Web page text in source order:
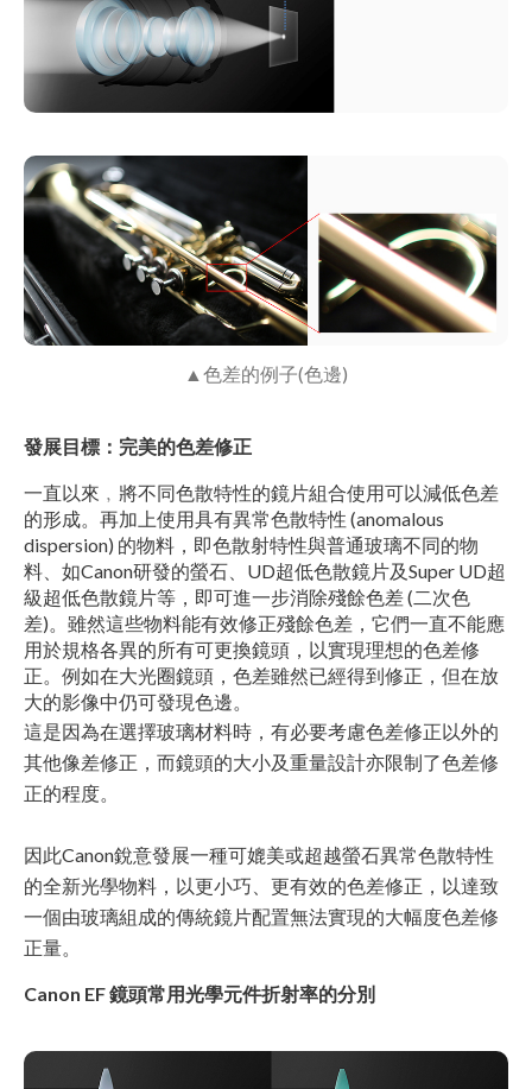
▲色差的例子(色邊)
發展目標：完美的色差修正
一直以來﹐將不同色散特性的鏡片組合使用可以減低色差
的形成。再加上使用具有異常色散特性 (anomalous
dispersion) 的物料，即色散射特性與普通玻璃不同的物
料、如Canon研發的螢石、UD超低色散鏡片及Super UD超
級超低色散鏡片等，即可進一步消除殘餘色差 (二次色
差)。雖然這些物料能有效修正殘餘色差，它們一直不能應
用於規格各異的所有可更換鏡頭，以實現理想的色差修
正。例如在大光圈鏡頭，色差雖然已經得到修正，但在放
大的影像中仍可發現色邊。
這是因為在選擇玻璃材料時，有必要考慮色差修正以外的
其他像差修正，而鏡頭的大小及重量設計亦限制了色差修
正的程度。
因此Canon銳意發展一種可媲美或超越螢石異常色散特性
的全新光學物料，以更小巧、更有效的色差修正，以達致
一個由玻璃組成的傳統鏡片配置無法實現的大幅度色差修
正量。
Canon EF 鏡頭常用光學元件折射率的分別